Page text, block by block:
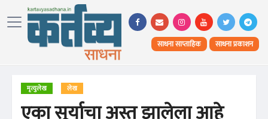
साधना साप्ताहिक साधना प्रकाशन
मृत्युलेख लेख